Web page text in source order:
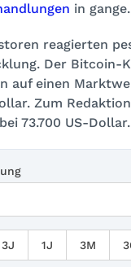
in gange.
reagierten
Der Bitcoin-
auf einen
Zum
73.700 US-Dollar.
3J 1J 3M